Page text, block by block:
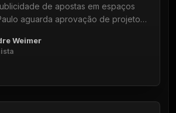
de apostas em espaços
aguarda aprovação de projeto
Weimer
15 DE JULHO DE 2026